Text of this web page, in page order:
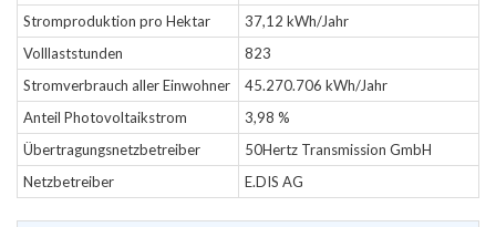
Stromproduktion pro Hektar
37,12 kWh/Jahr
Volllaststunden
823
Stromverbrauch aller Einwohner
45.270.706 kWh/Jahr
Anteil Photovoltaikstrom
3,98 %
Übertragungsnetzbetreiber
50Hertz Transmission GmbH
Netzbetreiber
E.DIS AG